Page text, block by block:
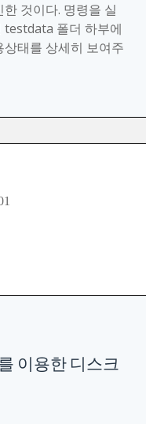
한 것이다. 명령을 실
testdata 폴더 하부에
태를 상세히 보여주
이용한 디스크